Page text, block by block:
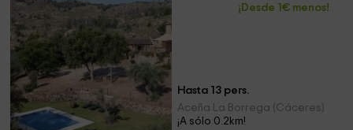
¡Desde 1€ menos!
Hasta 13 pers.
Aceña La Borrega (Cáceres)
¡A sólo 0.2km!